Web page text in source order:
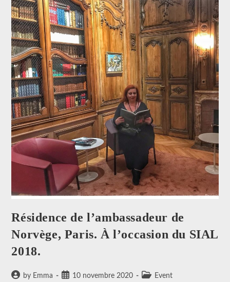
Résidence de l’ambassadeur de
Norvège, Paris. À l’occasion du SIAL
2018.
Auteur/autrice
by Emma
Publication
10 novembre 2020
Post Event